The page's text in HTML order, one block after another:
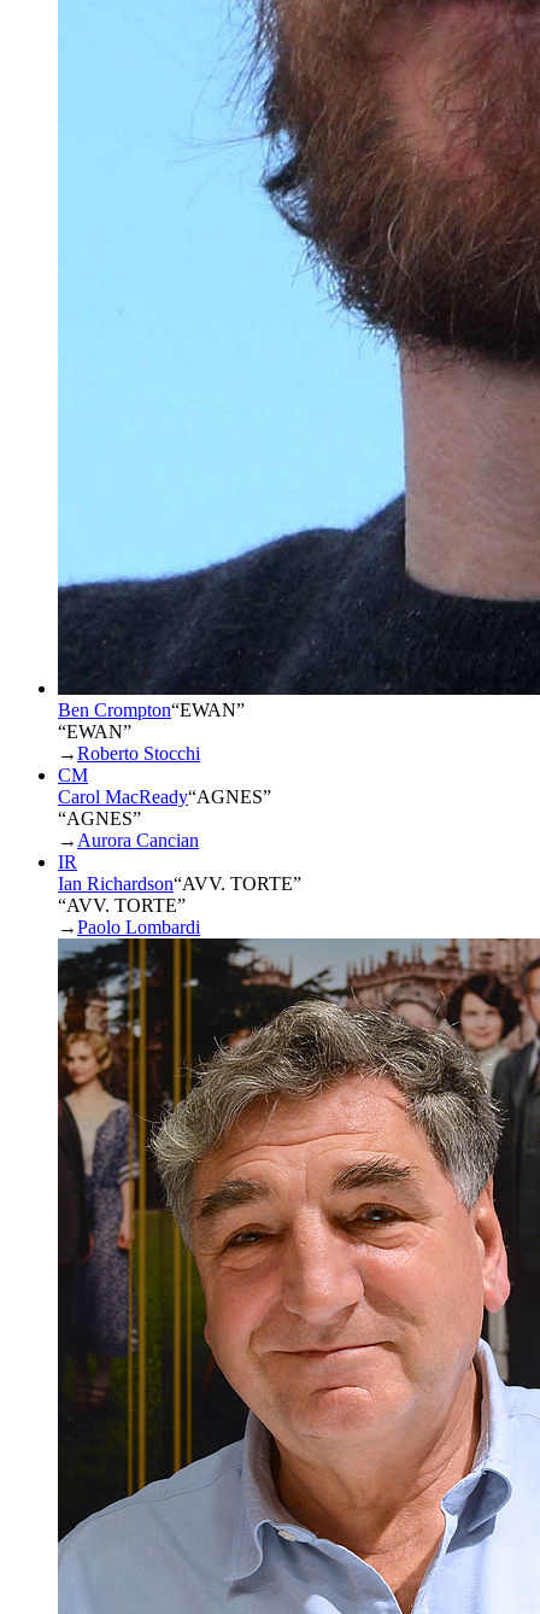
Ben Crompton“EWAN”
“EWAN”
→Roberto Stocchi
CM
Carol MacReady“AGNES”
“AGNES”
→ Aurora Cancian
IR
Ian Richardson“AVV. TORTE”
“AVV. TORTE”
→Paolo Lombardi